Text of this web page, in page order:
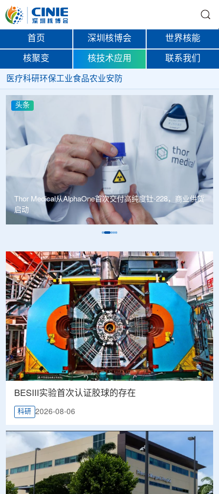
首页 深圳核博会 世界核能
核聚变 核技术应用 联系我们
医疗科研环保工业食品农业安防
头条
Thor Medical从AlphaOne首次交付高纯度钍-228，商业供货
启动
BESIII实验首次认证胶球的存在
科研 2026-08-06